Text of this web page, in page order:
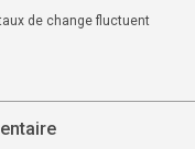
de change fluctuent